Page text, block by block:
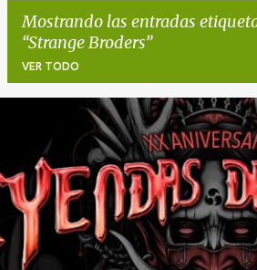
Mostrando las entradas
Strange Broders
VER TODO
t
a
d